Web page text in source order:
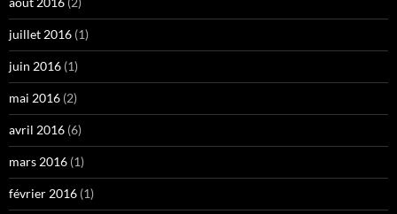
juillet 2016 (1)
juin 2016 (1)
mai 2016 (2)
avril 2016 (6)
mars 2016 (1)
février 2016 (1)